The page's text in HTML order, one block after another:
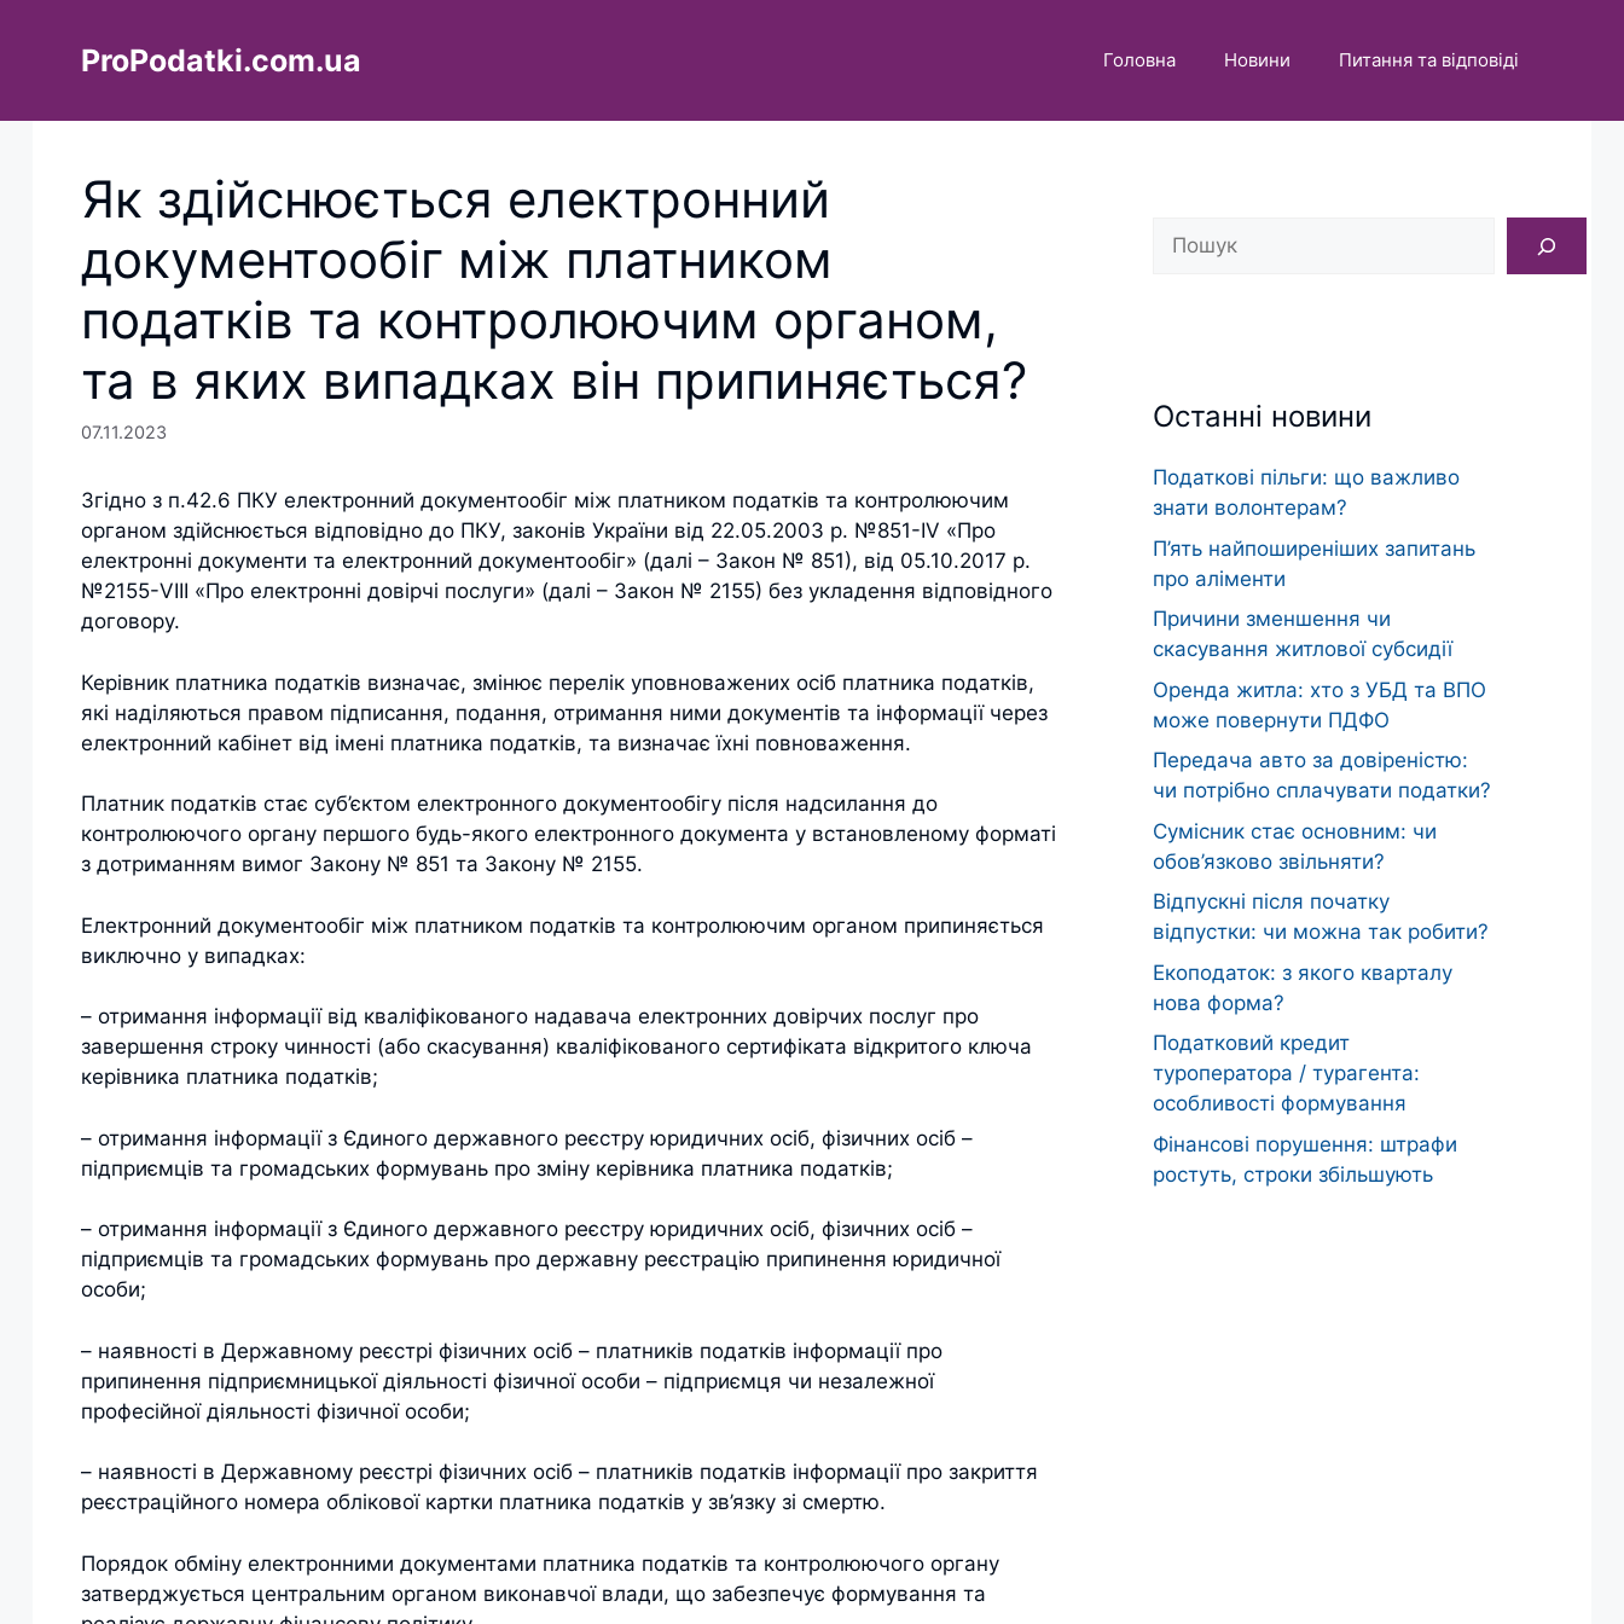
ProPodatki.com.ua Головна Новини Питання та відповіді
Як здійснюється електронний
документообіг між платником
податків та контролюючим органом,
та в яких випадках він припиняється?
07.11.2023
Згідно з п.42.6 ПКУ електронний документообіг між платником податків та контролюючим
органом здійснюється відповідно до ПКУ, законів України від 22.05.2003 р. №851-IV «Про
електронні документи та електронний документообіг» (далі – Закон № 851), від 05.10.2017 р.
№2155-VIII «Про електронні довірчі послуги» (далі – Закон № 2155) без укладення відповідного
договору.
Керівник платника податків визначає, змінює перелік уповноважених осіб платника податків,
які наділяються правом підписання, подання, отримання ними документів та інформації через
електронний кабінет від імені платника податків, та визначає їхні повноваження.
Платник податків стає суб’єктом електронного документообігу після надсилання до
контролюючого органу першого будь-якого електронного документа у встановленому форматі
з дотриманням вимог Закону № 851 та Закону № 2155.
Електронний документообіг між платником податків та контролюючим органом припиняється
виключно у випадках:
– отримання інформації від кваліфікованого надавача електронних довірчих послуг про
завершення строку чинності (або скасування) кваліфікованого сертифіката відкритого ключа
керівника платника податків;
– отримання інформації з Єдиного державного реєстру юридичних осіб, фізичних осіб –
підприємців та громадських формувань про зміну керівника платника податків;
– отримання інформації з Єдиного державного реєстру юридичних осіб, фізичних осіб –
підприємців та громадських формувань про державну реєстрацію припинення юридичної
особи;
– наявності в Державному реєстрі фізичних осіб – платників податків інформації про
припинення підприємницької діяльності фізичної особи – підприємця чи незалежної
професійної діяльності фізичної особи;
– наявності в Державному реєстрі фізичних осіб – платників податків інформації про закриття
реєстраційного номера облікової картки платника податків у зв’язку зі смертю.
Порядок обміну електронними документами платника податків та контролюючого органу
затверджується центральним органом виконавчої влади, що забезпечує формування та
Пошук
Останні новини
Податкові пільги: що важливо
знати волонтерам?
П’ять найпоширеніших запитань
про аліменти
Причини зменшення чи
скасування житлової субсидії
Оренда житла: хто з УБД та ВПО
може повернути ПДФО
Передача авто за довіреністю:
чи потрібно сплачувати податки?
Сумісник стає основним: чи
обов’язково звільняти?
Відпускні після початку
відпустки: чи можна так робити?
Екоподаток: з якого кварталу
нова форма?
Податковий кредит
туроператора / турагента:
особливості формування
Фінансові порушення: штрафи
ростуть, строки збільшують